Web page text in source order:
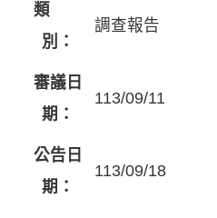
類
別：
調查報告
審議日
期：
113/09/11
公告日
期：
113/09/18